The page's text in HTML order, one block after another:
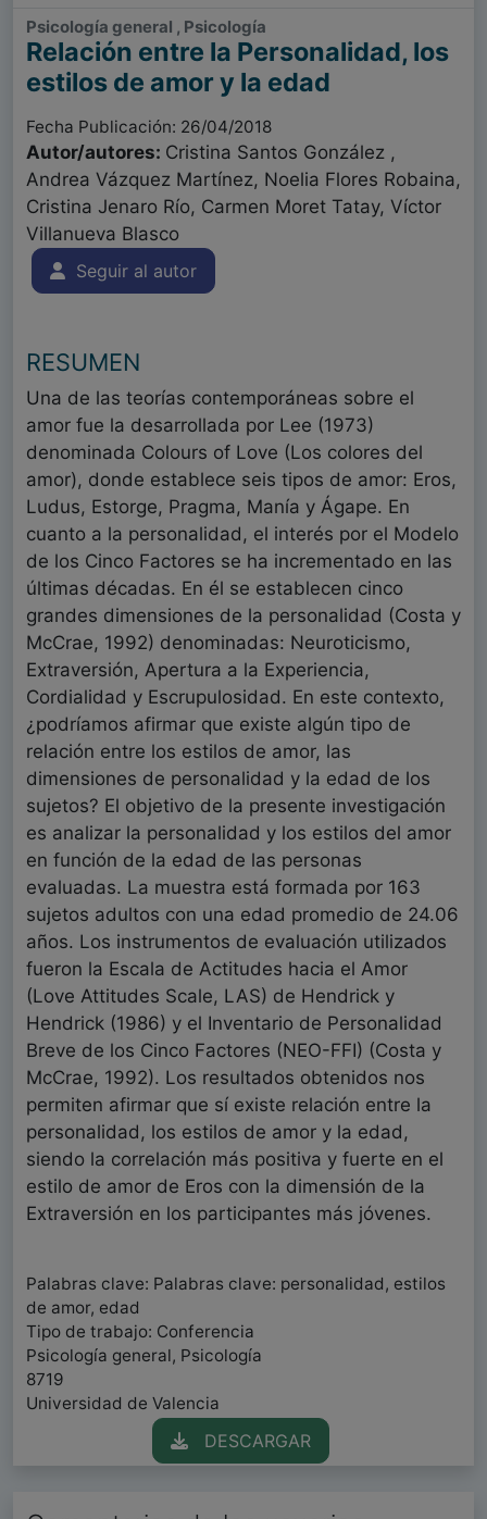
Psicología general , Psicología
Relación entre la Personalidad, los
estilos de amor y la edad
Fecha Publicación: 26/04/2018
Autor/autores: Cristina Santos González ,
Andrea Vázquez Martínez, Noelia Flores Robaina,
Cristina Jenaro Río, Carmen Moret Tatay, Víctor
Villanueva Blasco
Seguir al autor
RESUMEN
Una de las teorías contemporáneas sobre el
amor fue la desarrollada por Lee (1973)
denominada Colours of Love (Los colores del
amor), donde establece seis tipos de amor: Eros,
Ludus, Estorge, Pragma, Manía y Ágape. En
cuanto a la personalidad, el interés por el Modelo
de los Cinco Factores se ha incrementado en las
últimas décadas. En él se establecen cinco
grandes dimensiones de la personalidad (Costa y
McCrae, 1992) denominadas: Neuroticismo,
Extraversión, Apertura a la Experiencia,
Cordialidad y Escrupulosidad. En este contexto,
¿podríamos afirmar que existe algún tipo de
relación entre los estilos de amor, las
dimensiones de personalidad y la edad de los
sujetos? El objetivo de la presente investigación
es analizar la personalidad y los estilos del amor
en función de la edad de las personas
evaluadas. La muestra está formada por 163
sujetos adultos con una edad promedio de 24.06
años. Los instrumentos de evaluación utilizados
fueron la Escala de Actitudes hacia el Amor
(Love Attitudes Scale, LAS) de Hendrick y
Hendrick (1986) y el Inventario de Personalidad
Breve de los Cinco Factores (NEO-FFI) (Costa y
McCrae, 1992). Los resultados obtenidos nos
permiten afirmar que sí existe relación entre la
personalidad, los estilos de amor y la edad,
siendo la correlación más positiva y fuerte en el
estilo de amor de Eros con la dimensión de la
Extraversión en los participantes más jóvenes.
Palabras clave: Palabras clave: personalidad, estilos
de amor, edad
Tipo de trabajo: Conferencia
Psicología general, Psicología
8719
Universidad de Valencia
DESCARGAR